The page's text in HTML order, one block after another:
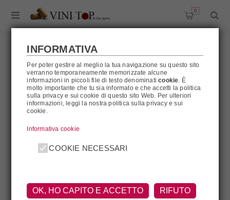
0
DR. FISCHER
INFORMATIVA
Per poter gestire al meglio la tua navigazione su questo sito
verranno temporaneamente memorizzate alcune
informazioni in piccoli file di testo denominaticookie. È
molto importante che tu sia informato e che accetti la politica
sulla privacy e sui cookie di questo sito Web. Per ulteriori
informazioni, leggi la nostra politica sulla privacy e sui
cookie.
Informativa cookie
COOKIE NECESSARI
OK, HO CAPITO E ACCETTO RIFUTO